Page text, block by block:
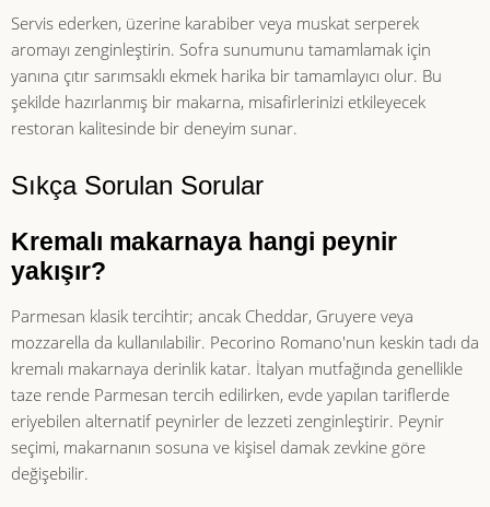
Servis ederken, üzerine karabiber veya muskat serperek
aromayı zenginleştirin. Sofra sunumunu tamamlamak için
yanına çıtır sarımsaklı ekmek harika bir tamamlayıcı olur. Bu
şekilde hazırlanmış bir makarna, misafirlerinizi etkileyecek
restoran kalitesinde bir deneyim sunar.
Sıkça Sorulan Sorular
Kremalı makarnaya hangi peynir
yakışır?
Parmesan klasik tercihtir; ancak Cheddar, Gruyere veya
mozzarella da kullanılabilir. Pecorino Romano'nun keskin tadı da
kremalı makarnaya derinlik katar. İtalyan mutfağında genellikle
taze rende Parmesan tercih edilirken, evde yapılan tariflerde
eriyebilen alternatif peynirler de lezzeti zenginleştirir. Peynir
seçimi, makarnanın sosuna ve kişisel damak zevkine göre
değişebilir.